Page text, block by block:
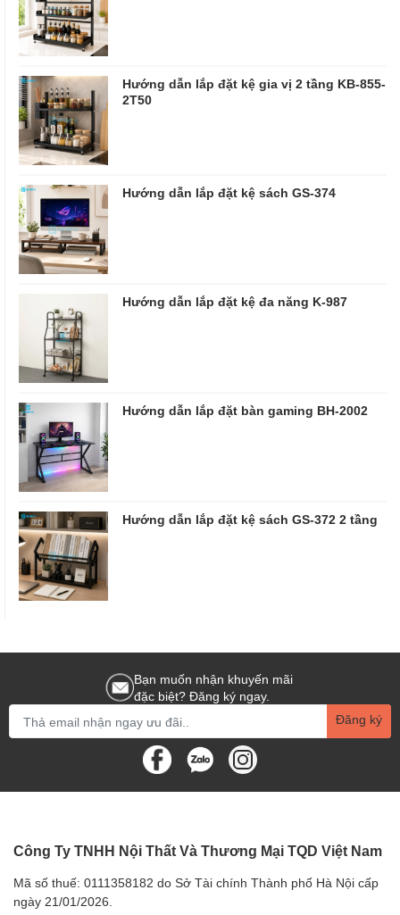
Hướng dẫn lắp đặt kệ gia vị 2 tầng KB-855-
2T50
Hướng dẫn lắp đặt kệ sách GS-374
Hướng dẫn lắp đặt kệ đa năng K-987
Hướng dẫn lắp đặt bàn gaming BH-2002
Hướng dẫn lắp đặt kệ sách GS-372 2 tầng
Bạn muốn nhận khuyến mãi
đặc biệt? Đăng ký ngay.
Đăng ký
Công Ty TNHH Nội Thất Và Thương Mại TQD Việt Nam
Mã số thuế: 0111358182 do Sở Tài chính Thành phố Hà Nội cấp
ngày 21/01/2026.